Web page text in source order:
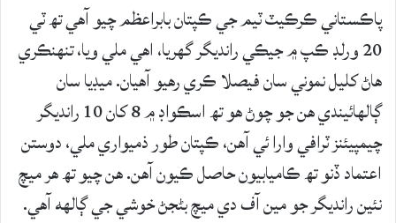
پاڪستاني ڪرڪيٽ ٽيم جي ڪپتان بابراعظم چيو آهي تھ ٽي
20 ورلڊ ڪپ ۾ جيڪي رانديگر گهريا، اهي ملي ويا، تنهنڪري
هاڻ کليل نموني سان فيصلا ڪري رهيو آهيان. ميڊيا سان
ڳالهائيندي هن جو چوڻ هو تھ اسڪواڊ ۾ 8 کان 10 رانديگر
چيمپيئنز ٽرافي وارا ئي آهن، ڪپتان طور ذميواري ملي، دوستن
اعتماد ڏنو تھ ڪاميابيون حاصل ڪيون آهن. هن چيو تھ هر ميچ
نئين رانديگر جو مين آف دي ميچ بڻجڻ خوشي جي ڳالهه آهي.